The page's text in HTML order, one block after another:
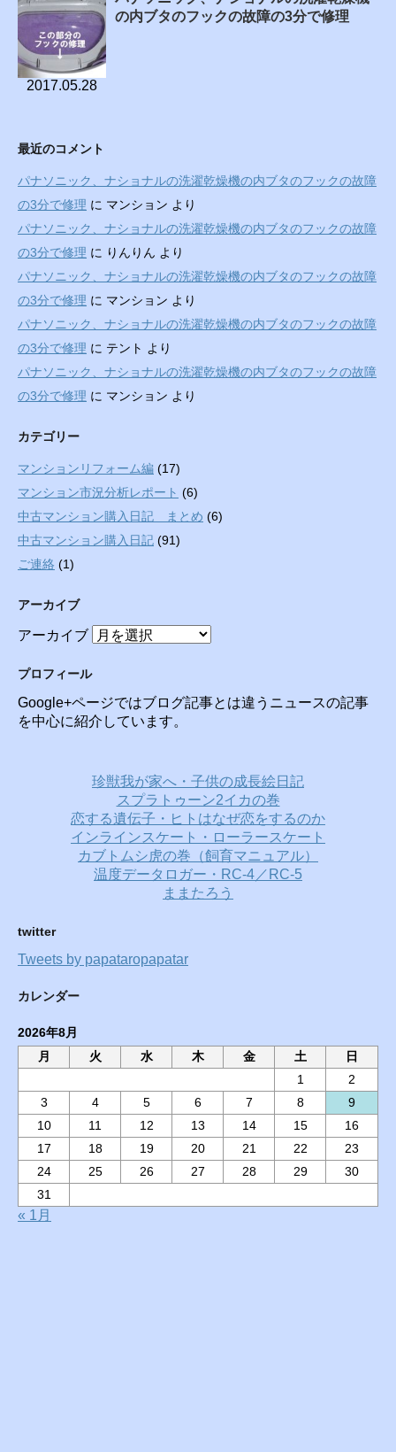
2017.05.28
の内ブタのフックの故障の3分で修理
最近のコメント
パナソニック、ナショナルの洗濯乾燥機の内ブタのフックの故障
の3分で修理 に マンション より
パナソニック、ナショナルの洗濯乾燥機の内ブタのフックの故障
の3分で修理 に りんりん より
パナソニック、ナショナルの洗濯乾燥機の内ブタのフックの故障
の3分で修理 に マンション より
パナソニック、ナショナルの洗濯乾燥機の内ブタのフックの故障
の3分で修理 に テント より
パナソニック、ナショナルの洗濯乾燥機の内ブタのフックの故障
の3分で修理 に マンション より
カテゴリー
マンションリフォーム編 (17)
マンション市況分析レポート (6)
中古マンション購入日記 まとめ (6)
中古マンション購入日記 (91)
ご連絡 (1)
アーカイブ
アーカイブ
プロフィール
Google+ページではブログ記事とは違うニュースの記事
を中心に紹介しています。
珍獣我が家へ・子供の成長絵日記
スプラトゥーン2イカの巻
恋する遺伝子・ヒトはなぜ恋をするのか
インラインスケート・ローラースケート
カブトムシ虎の巻（飼育マニュアル）
温度データロガー・RC-4／RC-5
ままたろう
twitter
Tweets by papataropapatar
カレンダー
2026年8月
月
火 水 木 金 土
日
1
2
3
4 5 6 7 8
9
10
11 12 13 14 15
16
17
18 19 20 21 22
23
24
25 26 27 28 29
30
31
« 1月